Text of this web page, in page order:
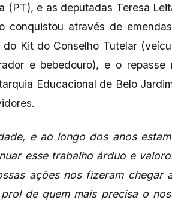
(PT), e as deputadas Teresa
conquistou através de
Kit do Conselho Tutelar
e bebedouro), e o repasse
Educacional de Belo
e ao longo dos anos
esse trabalho árduo e
ações nos fizeram chegar
de quem mais precisa o